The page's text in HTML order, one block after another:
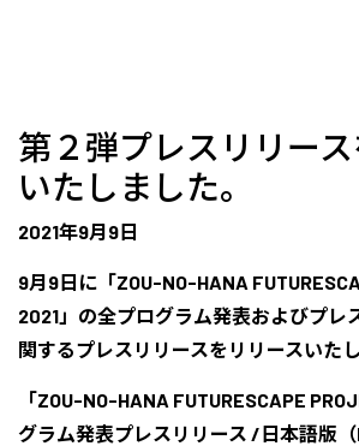
第２弾プレスリリー
いたしました。
2021年9月9日
9月9日に「ZOU-NO-HANA
2021」の全プログラム発表およびプレ
関するプレスリリースをリリースいたし
「ZOU-NO-HANA FUTURESCAPE
グラム発表プレスリリース /日本語版（